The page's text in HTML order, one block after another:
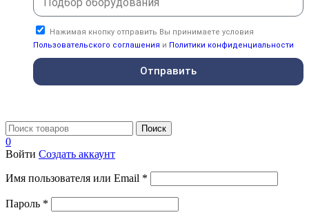
Нажимая кнопку отправить Вы принимаете условия
Пользовательского соглашения и Политики конфиденциальности
Отправить
Поиск
0
Войти Создать аккаунт
Имя пользователя или Email *
Пароль *